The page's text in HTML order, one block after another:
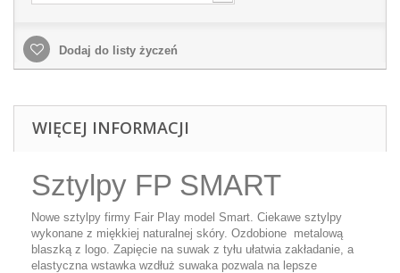
Dodaj do listy życzeń
WIĘCEJ INFORMACJI
Sztylpy FP SMART
Nowe sztylpy firmy Fair Play model Smart. Ciekawe sztylpy
wykonane z miękkiej naturalnej skóry. Ozdobione metalową
blaszką z logo. Zapięcie na suwak z tyłu ułatwia zakładanie, a
elastyczna wstawka wzdłuż suwaka pozwala na lepsze